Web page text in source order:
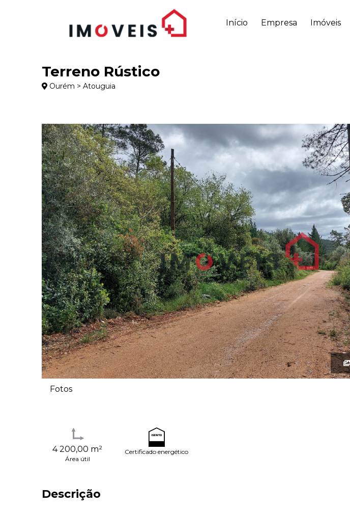
Início Empresa Imóveis
Terreno Rústico
Ourém > Atouguia
Fotos
4 200,00 m²
Área útil
Certificado energético
Descrição